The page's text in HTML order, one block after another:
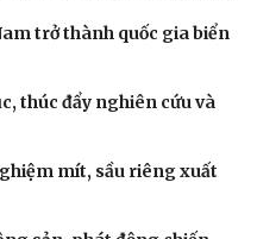
trở thành quốc gia biển
thúc đẩy nghiên cứu và
mít, sầu riêng xuất